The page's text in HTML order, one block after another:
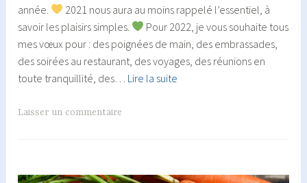
année.
2021 nous aura au moins rappelé l’essentiel, à
savoir les plaisirs simples.
Pour 2022, je vous souhaite tous
mes vœux pour : des poignées de main, des embrassades,
des soirées au restaurant, des voyages, des réunions en
toute tranquillité, des… Lire la suite
Laisser un commentaire